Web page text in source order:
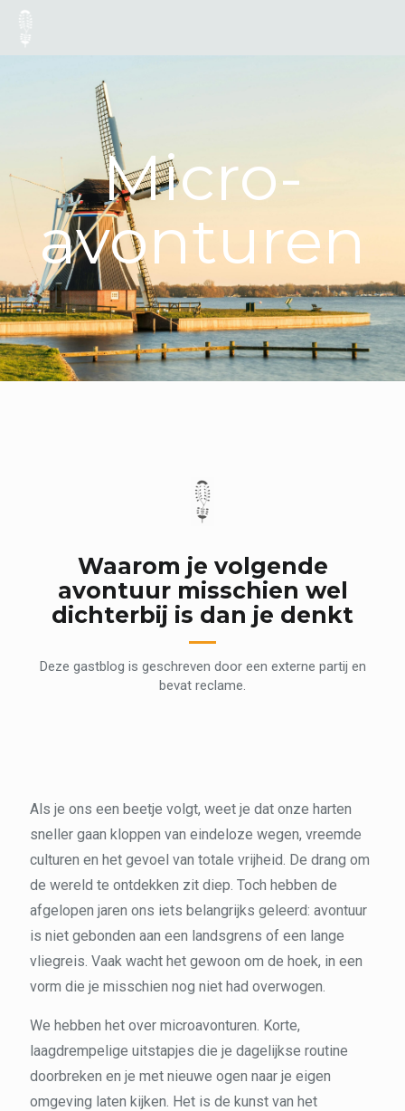
Micro-
avonturen
Waarom je volgende
avontuur misschien wel
dichterbij is dan je denkt
Deze gastblog is geschreven door een externe partij en
bevat reclame.
Als je ons een beetje volgt, weet je dat onze harten
sneller gaan kloppen van eindeloze wegen, vreemde
culturen en het gevoel van totale vrijheid. De drang om
de wereld te ontdekken zit diep. Toch hebben de
afgelopen jaren ons iets belangrijks geleerd: avontuur
is niet gebonden aan een landsgrens of een lange
vliegreis. Vaak wacht het gewoon om de hoek, in een
vorm die je misschien nog niet had overwogen.
We hebben het over microavonturen. Korte,
laagdrempelige uitstapjes die je dagelijkse routine
doorbreken en je met nieuwe ogen naar je eigen
omgeving laten kijken. Het is de kunst van het